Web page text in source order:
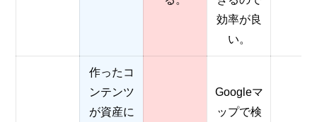
効率が良
い。
作ったコ
ンテンツ
が資産に
Googleマ
ップで検